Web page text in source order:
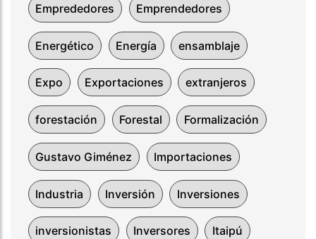
Emprededores Emprendedores
Energético Energía ensamblaje
Expo Exportaciones extranjeros
forestación Forestal Formalización
Gustavo Giménez Importaciones
Industria Inversión Inversiones
inversionistas Inversores Itaipú